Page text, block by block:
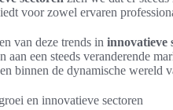
voor zowel ervaren
van deze trends in innovatieve
aan een steeds veranderende
binnen de dynamische wereld